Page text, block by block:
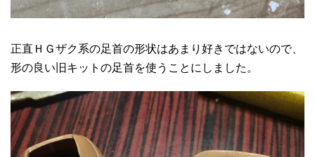
正直ＨＧザク系の足首の形状はあまり好きではないので、
形の良い旧キットの足首を使うことにしました。